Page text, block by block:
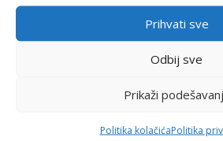
Prihvati sve
Odbij sve
Prikaži
Politika kolačićaPolitika
pozorišnih dana” je predstava “Tri
osvojivši najveći broj priznanja:
Nagradu za najbolju predstavu po
Nagradu “Nijaz Alispahić” za